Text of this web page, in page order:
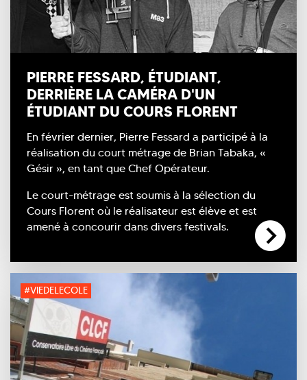
PIERRE FESSARD, ÉTUDIANT,
DERRIÈRE LA CAMÉRA D'UN
ÉTUDIANT DU COURS FLORENT
En février dernier, Pierre Fessard a participé à la
réalisation du court métrage de Brian Tabaka, «
Gésir », en tant que Chef Opérateur.
Le court-métrage est soumis à la sélection du
Cours Florent où le réalisateur est élève et est
amené à concourir dans divers festivals.
#VIEDELECOLE